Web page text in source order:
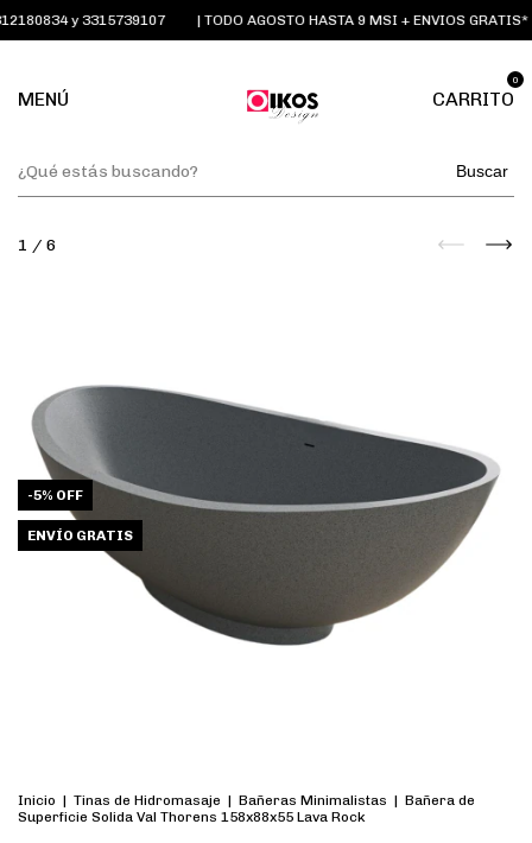
y 3315739107 | TODO AGOSTO HASTA 9 MSI + ENVIOS GRATIS*
MENÚ CARRITO
0
Buscar
1 / 6
-5% OFF
ENVÍO GRATIS
Inicio | Tinas de Hidromasaje | Bañeras Minimalistas | Bañera de
Superficie Solida Val Thorens 158x88x55 Lava Rock